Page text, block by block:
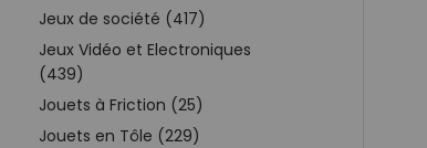
Jeux de société (417)
Jeux Vidéo et Electroniques
(439)
Jouets à Friction (25)
Jouets en Tôle (229)